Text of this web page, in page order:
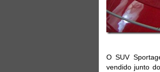
O SUV
vendido junto